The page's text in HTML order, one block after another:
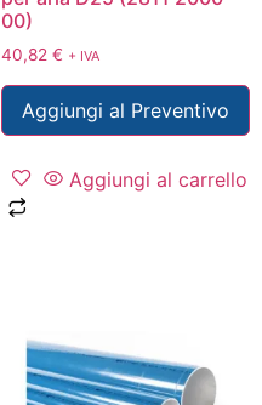
00)
40,82 € + IVA
Aggiungi al Preventivo
Aggiungi al carrello